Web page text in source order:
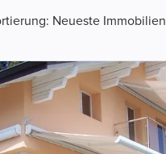
Neueste Immobilien